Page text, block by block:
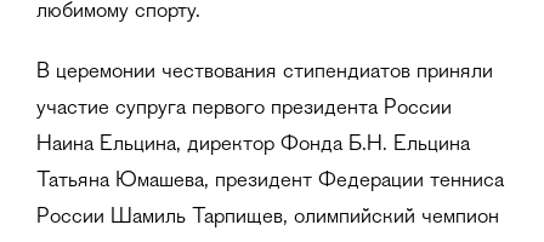
любимому спорту.
В церемонии чествования стипендиатов приняли
участие супруга первого президента России
Наина Ельцина, директор Фонда Б.Н. Ельцина
Татьяна Юмашева, президент Федерации тенниса
России Шамиль Тарпищев, олимпийский чемпион